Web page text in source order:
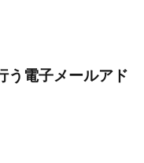
う電子メールアド